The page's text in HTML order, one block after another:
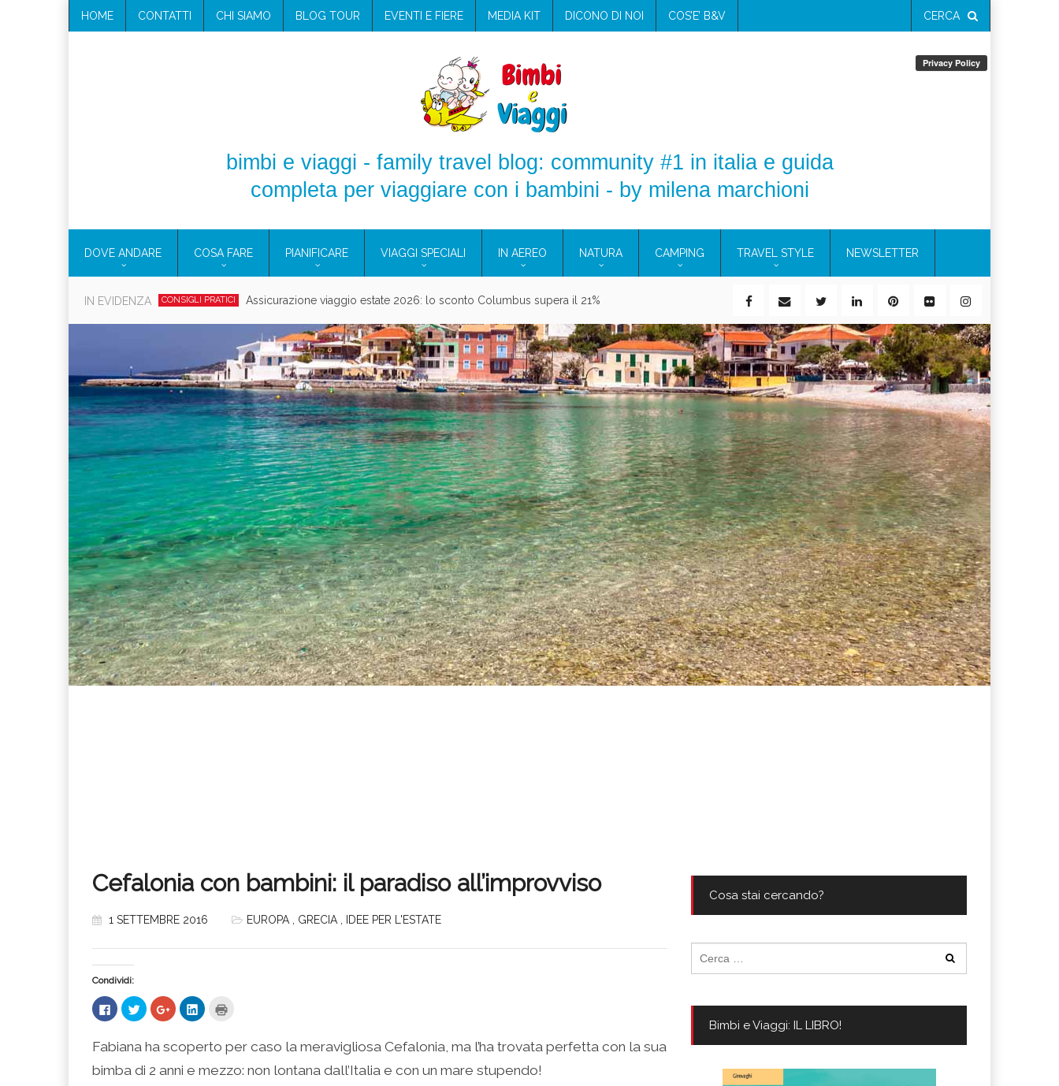
HOME CONTATTI CHI SIAMO BLOG TOUR EVENTI E FIERE MEDIA KIT DICONO DI NOI COS’E’ B&V CERCA
bimbi e viaggi - family travel blog: community #1 in italia e guida
completa per viaggiare con i bambini - by milena marchioni
DOVE ANDARE COSA FARE PIANIFICARE VIAGGI SPECIALI IN AEREO NATURA CAMPING TRAVEL STYLE NEWSLETTER
IN EVIDENZA CONSIGLI PRATICI Cosmetici solidi in viaggio: i prodotti che hanno conquistato la mia valigia (e la pelle sensibile)
CAMPANIA Villaggio per famiglie in Cilento: il Blue Marine di Marina di Camerota
CAMPEGGIO Vacanze in campeggio con i bambini: come trovare l’offerta migliore?
CONSIGLI PRATICI Assicurazione viaggio estate 2026: lo sconto Columbus supera il 21%
Cefalonia con bambini: il paradiso all’improvviso
1 SETTEMBRE 2016 EUROPA GRECIA IDEE PER L'ESTATE
Condividi:
Fai
clic
su
Facebook
(Si
apre
Fai
clic
condividere
su
Twitter
(Si
Fai
clic
condividere
su
Google+
(Si
Fai
clic
condividere
su
(Si
stampare
(Si
in
Fabiana ha scoperto per caso la meravigliosa Cefalonia, ma l’ha trovata perfetta con la sua
bimba di 2 anni e mezzo: non lontana dall’Italia e con un mare stupendo!
Cosa stai cercando?
per:
Bimbi e Viaggi: IL LIBRO!